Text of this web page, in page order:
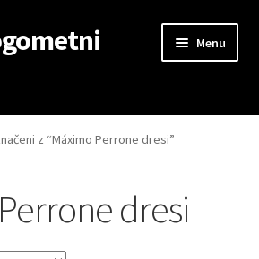
Menu
z “Máximo Perrone dresi”
dresi